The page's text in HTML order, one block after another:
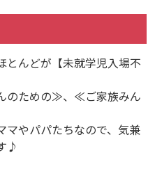
とんどが【未就学児入場不
のための≫、≪ご家族みん
マやパパたちなので、気兼
♪